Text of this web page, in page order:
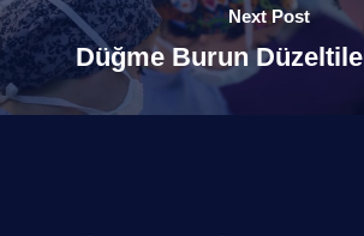
Next Post
Düğme Burun